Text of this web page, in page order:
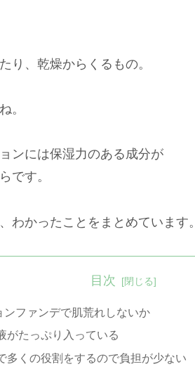
り、乾燥からくるもの。
。
ンには保湿力のある成分が
です。
わかったことをまとめています。
目次
ンファンデで肌荒れしないか
がたっぷり入っている
多くの役割をするので負担が少ない